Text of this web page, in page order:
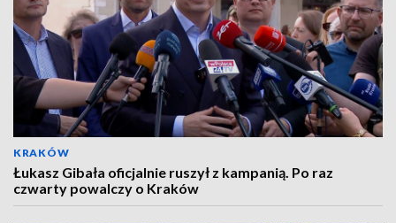
KRAKÓW
Łukasz Gibała oficjalnie ruszył z kampanią. Po raz
czwarty powalczy o Kraków